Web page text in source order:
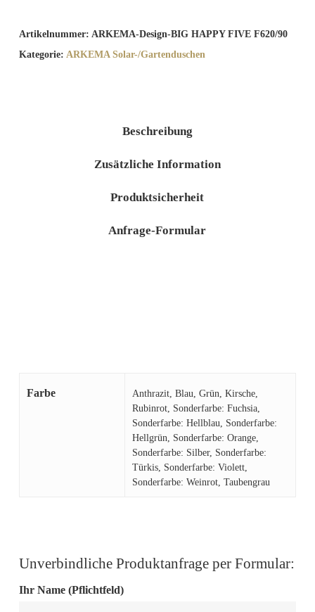
Artikelnummer: ARKEMA-Design-BIG HAPPY FIVE F620/90
Kategorie: ARKEMA Solar-/Gartenduschen
Beschreibung
Zusätzliche Information
Produktsicherheit
Anfrage-Formular
Farbe
Anthrazit, Blau, Grün, Kirsche,
Rubinrot, Sonderfarbe: Fuchsia,
Sonderfarbe: Hellblau, Sonderfarbe:
Hellgrün, Sonderfarbe: Orange,
Sonderfarbe: Silber, Sonderfarbe:
Türkis, Sonderfarbe: Violett,
Sonderfarbe: Weinrot, Taubengrau
Unverbindliche Produktanfrage per Formular:
Ihr Name (Pflichtfeld)